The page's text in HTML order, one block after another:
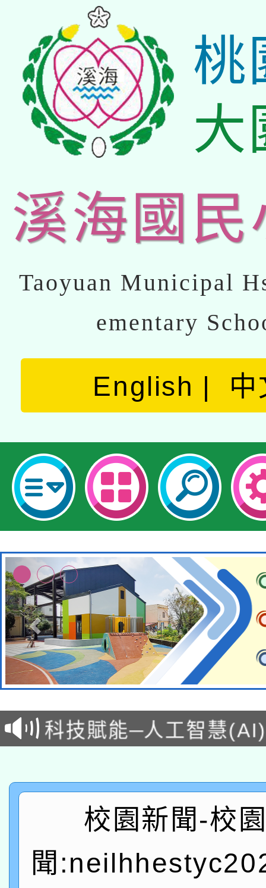
桃
大
溪海國民
Taoyuan Municipal
ementary
English 中
本館辦理115年度閱讀
暨閱讀推動專業研習
科技賦能─人工智慧
A3數位素養講師名單
「數位內容與教學軟體
pilot」
有關大陸委員會函釋公
業技術研究院辦理「
115年8月22日(星期六
校園新聞-校
聞